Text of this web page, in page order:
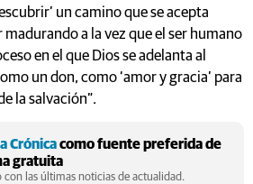
un camino que se acepta
a la vez que el ser humano
en el que Dios se adelanta al
un don, como ‘amor y gracia’ para
la salvación”.
Crónicacomo fuente preferida de
gratuita
las últimas noticias de actualidad.